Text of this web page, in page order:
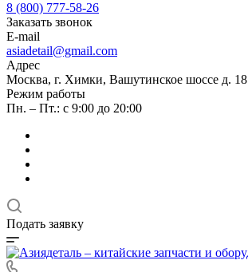
8 (800) 777-58-26
Заказать звонок
E-mail
asiadetail@gmail.com
Адрес
Москва, г. Химки, Вашутинское шоссе д. 18
Режим работы
Пн. – Пт.: с 9:00 до 20:00
Подать заявку